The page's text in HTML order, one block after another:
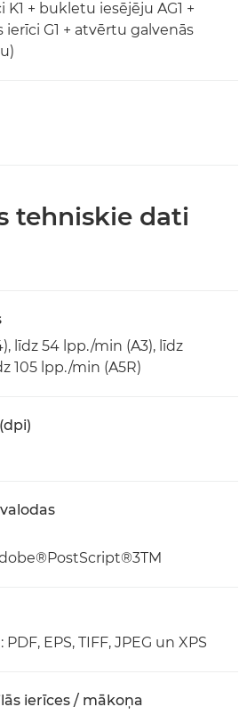
K1 + bukletu iesējēju AG1 +
G1 + atvērtu galvenās
tehniskie dati
līdz 54 lpp./min (A3), līdz
105 lpp./min (A5R)
EPS, TIFF, JPEG un XPS
ierīces / mākoņa